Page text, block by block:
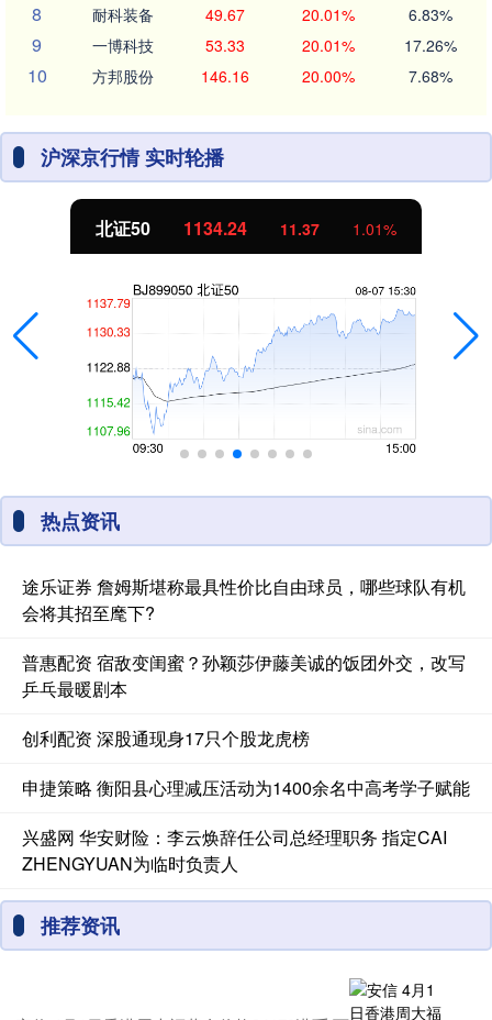
8 耐科装备 49.67 20.01% 6.83%
9 一博科技 53.33 20.01% 17.26%
10 方邦股份 146.16 20.00% 7.68%
沪深京行情 实时轮播
北证50 1134.24 11.37 1.01%
热点资讯
途乐证券 詹姆斯堪称最具性价比自由球员，哪些球队有机
会将其招至麾下?
普惠配资 宿敌变闺蜜？孙颖莎伊藤美诚的饭团外交，改写
乒乓最暖剧本
创利配资 深股通现身17只个股龙虎榜
申捷策略 衡阳县心理减压活动为1400余名中高考学子赋能
兴盛网 华安财险：李云焕辞任公司总经理职务 指定CAI
ZHENGYUAN为临时负责人
推荐资讯